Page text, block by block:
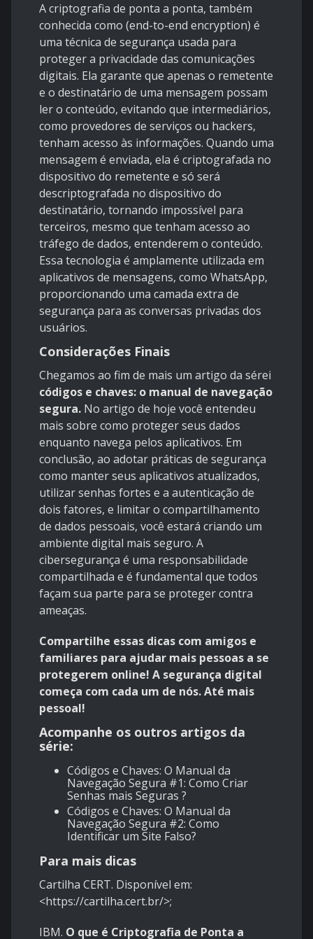
Acriptografia de ponta a ponta, também
conhecida como (end-to-end encryption) é
uma técnica de segurança usada para
proteger a privacidade das comunicações
digitais. Ela garante que apenas o remetente
e o destinatário de uma mensagem possam
ler o conteúdo, evitando que intermediários,
como provedores de serviços ou hackers,
tenham acesso às informações. Quando uma
mensagem é enviada, ela é criptografada no
dispositivo do remetente e só será
descriptografada no dispositivo do
destinatário, tornando impossível para
terceiros, mesmo que tenham acesso ao
tráfego de dados, entenderem o conteúdo.
Essa tecnologia é amplamente utilizada em
aplicativos de mensagens, como WhatsApp,
proporcionando uma camada extra de
segurança para as conversas privadas dos
usuários.
Considerações Finais
Chegamos ao fim de mais um artigo da sérei
códigos e chaves: o manual de navegação
segura. No artigo de hoje você entendeu
mais sobre como proteger seus dados
enquanto navega pelos aplicativos. Em
conclusão, ao adotar práticas de segurança
como manter seus aplicativos atualizados,
utilizar senhas fortes e a autenticação de
dois fatores, e limitar o compartilhamento
de dados pessoais, você estará criando um
ambiente digital mais seguro. A
cibersegurança é uma responsabilidade
compartilhada e é fundamental que todos
façam sua parte para se proteger contra
ameaças.
Compartilhe essas dicas com amigos e
familiares para ajudar mais pessoas a se
protegerem online! A segurança digital
começa com cada um de nós. Até mais
pessoal!
Acompanhe os outros artigos da
série:
Códigos e Chaves: O Manual da
Navegação Segura #1: Como Criar
Senhas mais Seguras ?
Códigos e Chaves: O Manual da
Navegação Segura #2: Como
Identificar um Site Falso?
Para mais dicas
Cartilha CERT. Disponível em:
<https://cartilha.cert.br/>;
IBM. O que é Criptografia de Ponta a